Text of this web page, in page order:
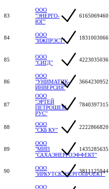
83
ООО
"ЭНЕРГО-
ЮГ"
6165069460
84
ООО
"ИЖПРЭСТ"
1831003066
85
ООО
"СИГД"
4223035036
86
ООО
"УНИМАТИК-
ИНВЕРСИЯ"
3664230952
87
ООО
"ЭРТЕЙ
ПЕТРОШЕМ
РУС"
7840397315
88
ООО
"СКБ КУ"
2222866820
89
ООО
"МИП
"САХАЭНЕРГОЭФФЕКТ"
1435285635
90
ООО
"ИРКУТСКЭНЕРГОПРОЕКТ"
3811125944
ООО